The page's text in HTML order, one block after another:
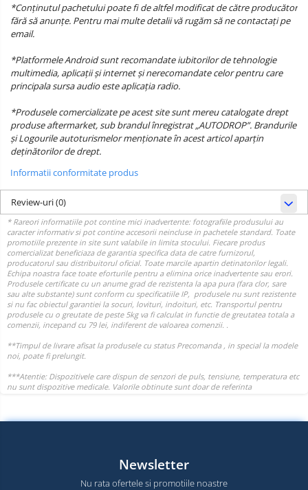
*Conținutul pachetului poate fi de altfel modificat de către producător
fără să anunțe. Pentru mai multe detalii vă rugăm să ne contactați pe
email.
*Platformele Android sunt recomandate iubitorilor de tehnologie
multimedia, aplicații și internet și nerecomandate celor pentru care
principala sursa audio este aplicația radio.
*Produsele comercializate pe acest site sunt mereu catalogate drept
produse aftermarket, sub brandul înregistrat „AUTODROP”. Brandurile
și Logourile autoturismelor menționate în acest articol aparțin
deținătorilor de drept.
Informatii conformitate produs
Review-uri(0)
Newsletter
Nu rata ofertele si promotiile noastre